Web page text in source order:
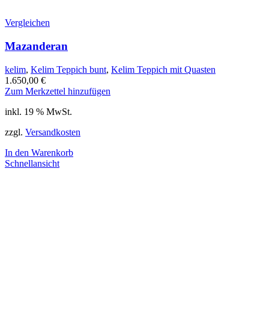
Vergleichen
Mazanderan
kelim, Kelim Teppich bunt, Kelim Teppich mit Quasten
1.650,00 €
Zum Merkzettel hinzufügen
inkl. 19 % MwSt.
zzgl. Versandkosten
In den Warenkorb
Schnellansicht